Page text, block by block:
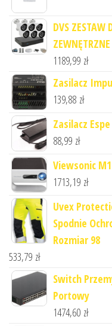
DVS
1189,99 zł
Zasilacz
139,88 zł
Zasilacz
88,99 zł
Viewsonic M1
1713,19 zł
Uvex
Spodnie
Rozmiar 98
533,79 zł
Switch
Portowy
1474,60 zł